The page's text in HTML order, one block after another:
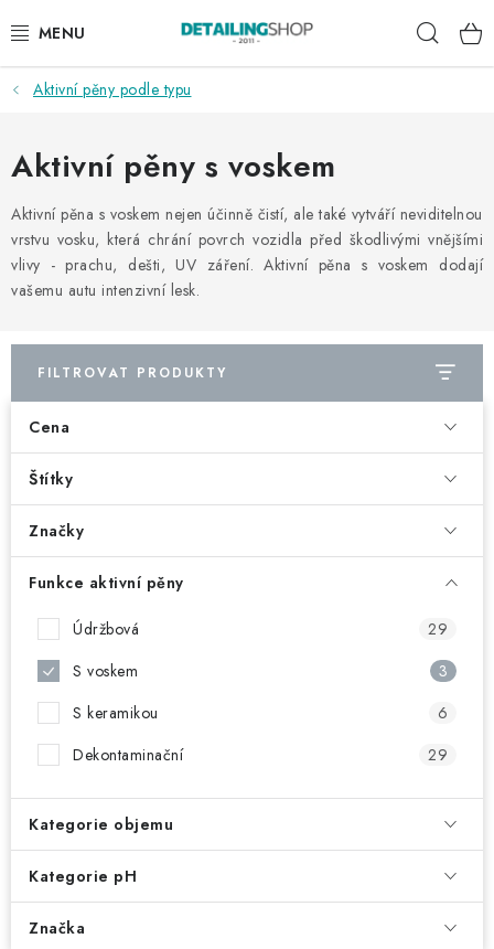
na
AKCE
NOVINKY
EXTERIÉR
INTERIÉR
DÁRKOVÉ SADY A POUKAZY
ČLÁNKY
KONTAKTY
BYDLENÍ
Věrnostní program
Podmínky ochrany osobních údajů
Aktivní pěny podle typu
Aktivní pěny s voskem
Aktivní pěna s voskem nejen účinně čistí, ale také vytváří neviditelnou
vrstvu vosku, která chrání povrch vozidla před škodlivými vnějšími
vlivy - prachu, dešti, UV záření. Aktivní pěna s voskem dodají
vašemu autu intenzivní lesk.
FILTROVAT PRODUKTY
Cena
Štítky
Značky
Funkce aktivní pěny
Údržbová
29
S voskem
3
S keramikou
6
Dekontaminační
29
Kategorie objemu
Kategorie pH
Značka